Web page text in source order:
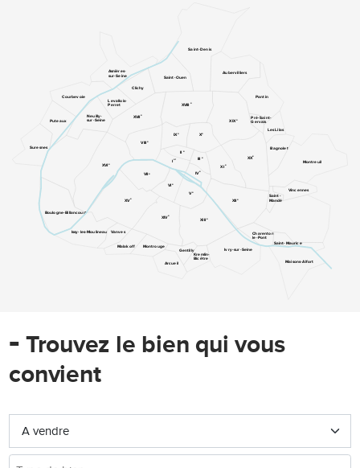
I er
e
e
IVe
Ve
VIe
VII e
VIII e
IXe Xe
XI e
XII e
XIII e
XIVe
XVe
XVI e
XVIIe
XVIII e
XIX e
XXe
Arcueil
Asnières-
sur-Seine
Aubervilliers
Bagnolet
Boulogne-Billancourt
Charenton-
le-Pont
Clichy
Courbevoie
Gentilly
Issy-les-Moulineaux
Ivry-sur-Seine
Kremlin-
Bicêtre
Les Lilas
Levallois-
Perret
Maisons-Alfort
Malakoff
Montreuil
Montrouge
Neuilly-
sur-Seine
Pantin
Pré-Saint-
Gervais
Puteaux
Saint-Denis
Saint-
Mandé
Saint-Maurice
Saint-Ouen
Suresnes
Vanves
Vincennes
- Trouvez le bien qui vous
convient